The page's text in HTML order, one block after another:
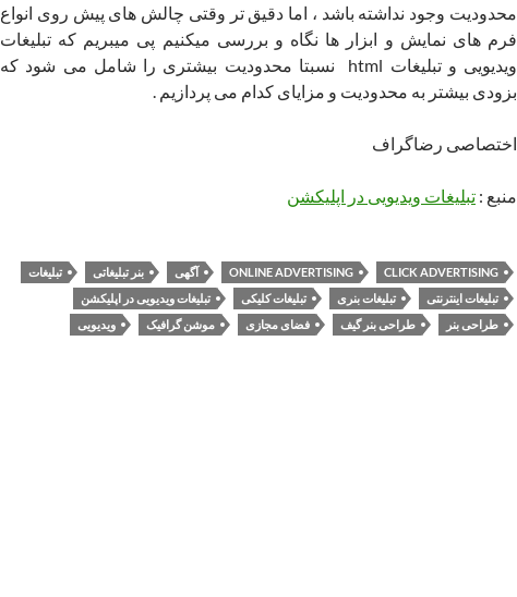
محدودیت وجود نداشته باشد ، اما دقیق تر وقتی چالش های پیش روی انواع
فرم های نمایش و ابزار ها نگاه و بررسی میکنیم پی میبریم که تبلیغات
ویدیویی و تبلیغات html نسبتا محدودیت بیشتری را شامل می شود که
بزودی بیشتر به محدودیت و مزایای کدام می پردازیم .
اختصاصی رضاگراف
منبع : تبلیغات ویدیویی در اپلیکشن
CLICK ADVERTISING
ONLINE ADVERTISING آگهی بنر تبلیغاتی
تبلیغات
تبلیغات اینترنتی
تبلیغات بنری تبلیغات کلیکی
تبلیغات ویدیویی در اپلیکشن
طراحی بنر
طراحی بنر گیف فضای مجازی موشن گرافیک ویدیویی